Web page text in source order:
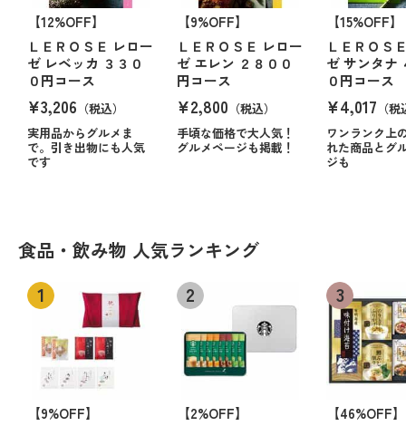
【12%OFF】
ＬＥＲＯＳＥ レロー
ゼ レベッカ ３３０
０円コース
¥3,206 （税込）
実用品からグルメま
で。引き出物にも人気
です
【9%OFF】
ＬＥＲＯＳＥ レロー
ゼ エレン ２８００
円コース
¥2,800 （税込）
手頃な価格で大人気！
グルメページも掲載！
【15%OFF】
ＬＥＲＯＳ
ゼ サンタナ
０円コース
¥4,017 （
ワンランク上
れた商品とグ
ジも
食品・飲み物 人気ランキング
【9%OFF】
【2%OFF】
【46%OFF】